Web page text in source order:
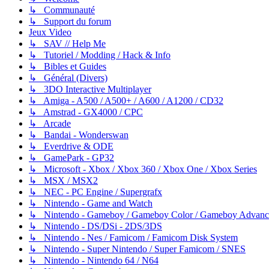
↳ Communauté
↳ Support du forum
Jeux Video
↳ SAV // Help Me
↳ Tutoriel / Modding / Hack & Info
↳ Bibles et Guides
↳ Général (Divers)
↳ 3DO Interactive Multiplayer
↳ Amiga - A500 / A500+ / A600 / A1200 / CD32
↳ Amstrad - GX4000 / CPC
↳ Arcade
↳ Bandai - Wonderswan
↳ Everdrive & ODE
↳ GamePark - GP32
↳ Microsoft - Xbox / Xbox 360 / Xbox One / Xbox Series
↳ MSX / MSX2
↳ NEC - PC Engine / Supergrafx
↳ Nintendo - Game and Watch
↳ Nintendo - Gameboy / Gameboy Color / Gameboy
↳ Nintendo - DS/DSi - 2DS/3DS
↳ Nintendo - Nes / Famicom / Famicom Disk System
↳ Nintendo - Super Nintendo / Super Famicom / SNES
↳ Nintendo - Nintendo 64 / N64